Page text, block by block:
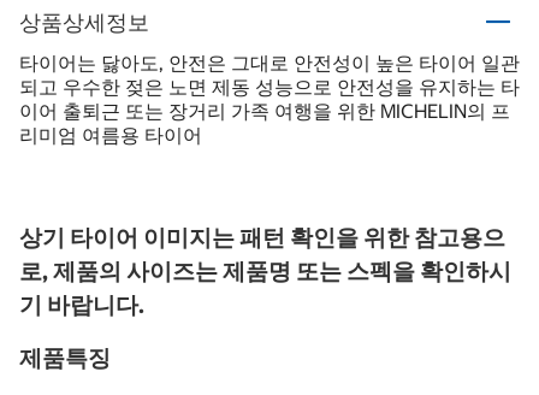
상품상세정보
타이어는 닳아도, 안전은 그대로 안전성이 높은 타이어 일관
되고 우수한 젖은 노면 제동 성능으로 안전성을 유지하는 타
이어 출퇴근 또는 장거리 가족 여행을 위한 MICHELIN의 프
리미엄 여름용 타이어
상기 타이어 이미지는 패턴 확인을 위한 참고용으
로, 제품의 사이즈는 제품명 또는 스펙을 확인하시
기 바랍니다.
제품특징